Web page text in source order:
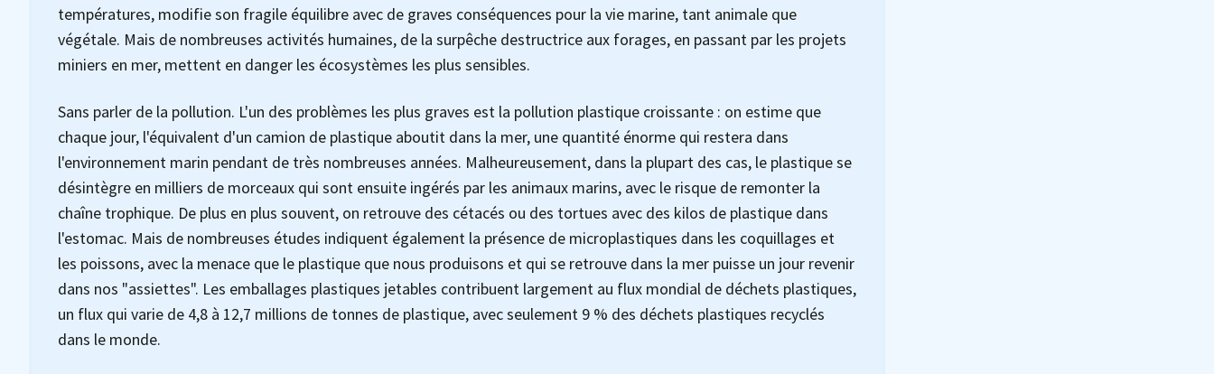
températures, modifie son fragile équilibre avec de graves conséquences pour la vie marine, tant animale que
végétale. Mais de nombreuses activités humaines, de la surpêche destructrice aux forages, en passant par les projets
miniers en mer, mettent en danger les écosystèmes les plus sensibles.
Sans parler de la pollution. L'un des problèmes les plus graves est la pollution plastique croissante : on estime que
chaque jour, l'équivalent d'un camion de plastique aboutit dans la mer, une quantité énorme qui restera dans
l'environnement marin pendant de très nombreuses années. Malheureusement, dans la plupart des cas, le plastique se
désintègre en milliers de morceaux qui sont ensuite ingérés par les animaux marins, avec le risque de remonter la
chaîne trophique. De plus en plus souvent, on retrouve des cétacés ou des tortues avec des kilos de plastique dans
l'estomac. Mais de nombreuses études indiquent également la présence de microplastiques dans les coquillages et
les poissons, avec la menace que le plastique que nous produisons et qui se retrouve dans la mer puisse un jour revenir
dans nos "assiettes". Les emballages plastiques jetables contribuent largement au flux mondial de déchets plastiques,
un flux qui varie de 4,8 à 12,7 millions de tonnes de plastique, avec seulement 9 % des déchets plastiques recyclés
dans le monde.